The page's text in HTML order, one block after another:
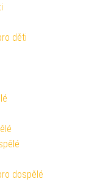
děti
dospělé